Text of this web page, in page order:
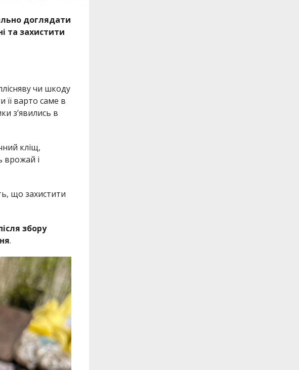
доглядати
та захистити
чи шкоду
варто саме в
з’явились в
кліщ,
врожай і
що захистити
збору
.